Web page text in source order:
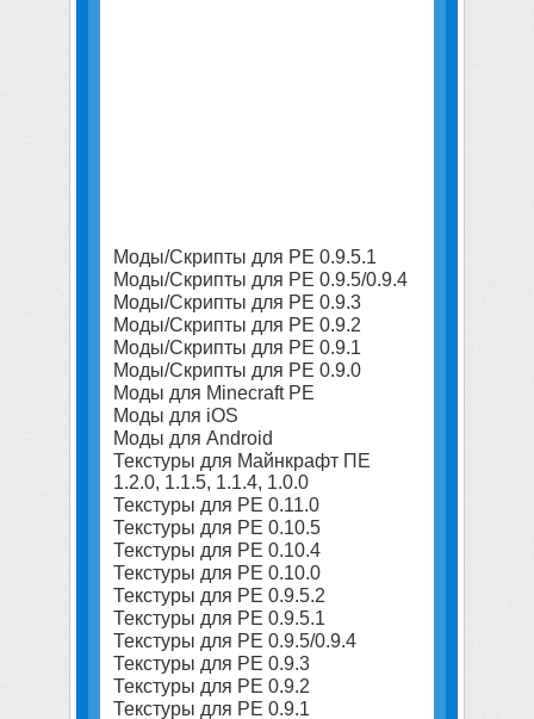
Моды/Скрипты для PE 0.9.5.1
Моды/Скрипты для PE 0.9.5/0.9.4
Моды/Скрипты для PE 0.9.3
Моды/Скрипты для PE 0.9.2
Моды/Скрипты для PE 0.9.1
Моды/Скрипты для PE 0.9.0
Моды для Minecraft PE
Моды для iOS
Моды для Android
Текстуры для Майнкрафт ПЕ
1.2.0, 1.1.5, 1.1.4, 1.0.0
Текстуры для PE 0.11.0
Текстуры для PE 0.10.5
Текстуры для PE 0.10.4
Текстуры для PE 0.10.0
Текстуры для PE 0.9.5.2
Текстуры для PE 0.9.5.1
Текстуры для PE 0.9.5/0.9.4
Текстуры для PE 0.9.3
Текстуры для PE 0.9.2
Текстуры для PE 0.9.1